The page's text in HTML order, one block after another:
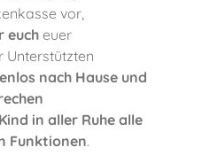
vor,
eucheuer
Unterstützten
nach Hause und
in aller Ruhe alle
Funktionen.